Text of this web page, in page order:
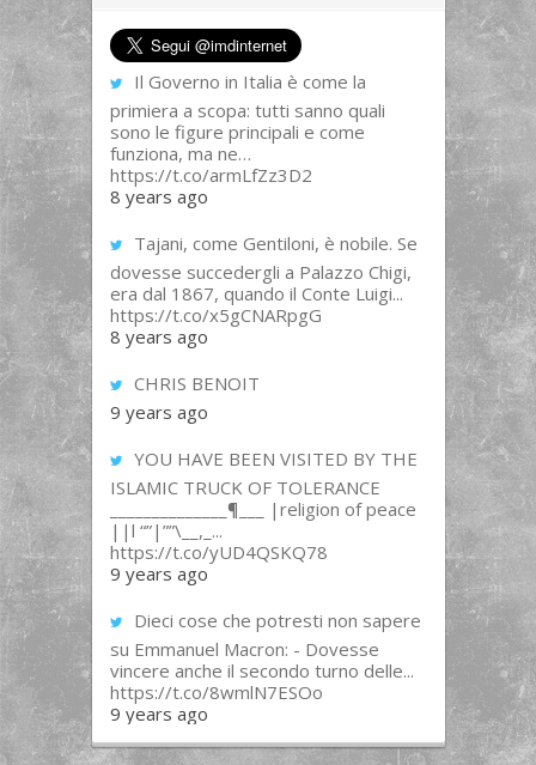
Il Governo in Italia è come la
primiera a scopa: tutti sanno quali
sono le figure principali e come
funziona, ma ne…
https://t.co/armLfZz3D2
8 years ago
Tajani, come Gentiloni, è nobile. Se
dovesse succedergli a Palazzo Chigi,
era dal 1867, quando il Conte Luigi...
https://t.co/x5gCNARpgG
8 years ago
CHRIS BENOIT
9 years ago
YOU HAVE BEEN VISITED BY THE
ISLAMIC TRUCK OF TOLERANCE
______________¶___ |religion of peace
||l “”|””\__,_...
https://t.co/yUD4QSKQ78
9 years ago
Dieci cose che potresti non sapere
su Emmanuel Macron: - Dovesse
vincere anche il secondo turno delle...
https://t.co/8wmlN7ESOo
9 years ago